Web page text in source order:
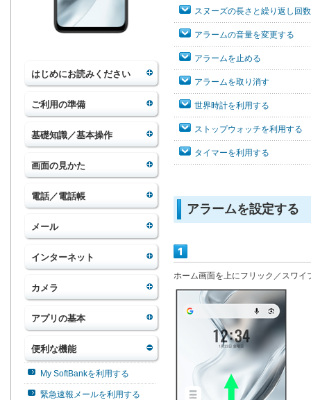
はじめにお読みください
ご利用の準備
基礎知識／基本操作
画面の見かた
電話／電話帳
メール
インターネット
カメラ
アプリの基本
便利な機能
My SoftBankを利用する
緊急速報メールを利用する
スヌーズの長さと繰り返し回
アラームの音量を変更する
アラームを止める
アラームを取り消す
世界時計を利用する
ストップウォッチを利用する
タイマーを利用する
アラームを設定する
ホーム画面を上にフリック／スワイ